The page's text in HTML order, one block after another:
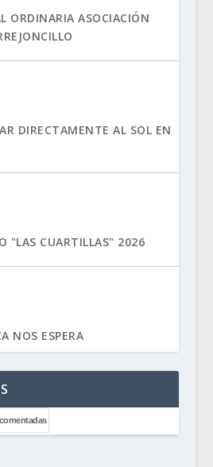
ORDINARIA ASOCIACIÓN
DIRECTAMENTE AL SOL EN
"LAS CUARTILLAS" 2026
NOS ESPERA